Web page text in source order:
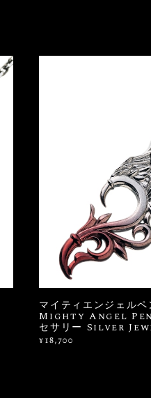
マイティエンジェル
Mighty Angel
セサリー Silver
¥18,700